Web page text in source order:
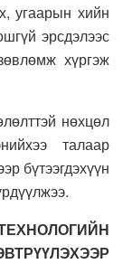
угаарын хийн
эрсдэлээс
хүргэж
нөхцөл
талаар
бүтээгдэхүүн